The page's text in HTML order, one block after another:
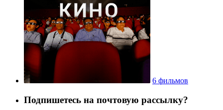
6 фильмов
Подпишетесь на почтовую рассылку?